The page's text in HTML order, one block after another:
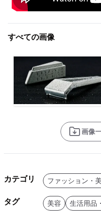
すべての画像
画像
カテゴリ ファッション・
タグ 美容 生活用品